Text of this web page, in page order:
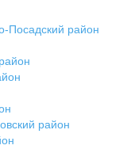
Посадский район
район